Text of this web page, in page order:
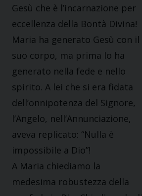
Gesù che è l’incarnazione per
eccellenza della Bontà Divina!
Maria ha generato Gesù con il
suo corpo, ma prima lo ha
generato nella fede e nello
spirito. A lei che si era fidata
dell’onnipotenza del Signore,
l’Angelo, nell’Annunciazione,
aveva replicato: “Nulla è
impossibile a Dio”!
A Maria chiediamo la
medesima robustezza della